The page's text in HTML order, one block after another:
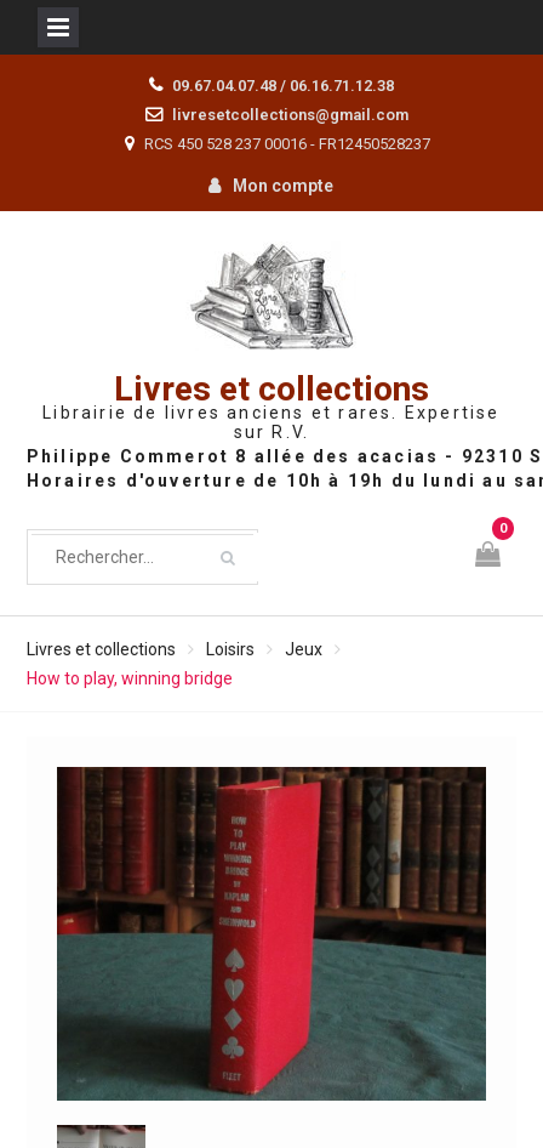
09.67.04.07.48 / 06.16.71.12.38
livresetcollections@gmail.com
RCS 450 528 237 00016 - FR12450528237
Mon compte
Livres et collections
Librairie de livres anciens et rares. Expertise
sur R.V.
0
Livres et collections Loisirs
Jeux
How to play, winning bridge